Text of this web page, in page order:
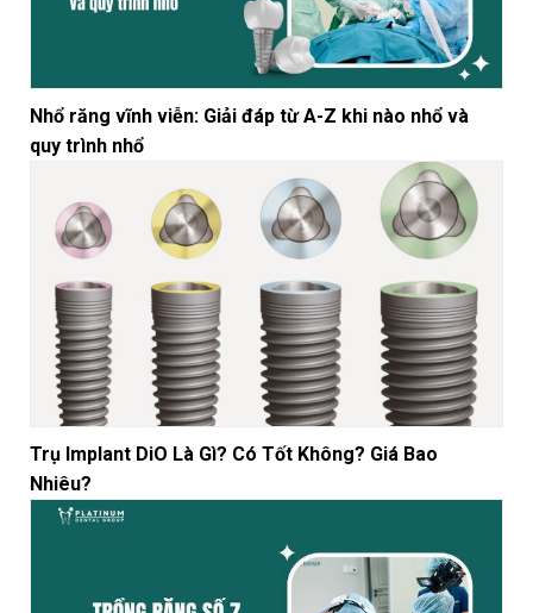
Nhổ răng vĩnh viễn: Giải đáp từ A-Z khi nào nhổ và
quy trình nhổ
Trụ Implant DiO Là Gì? Có Tốt Không? Giá Bao
Nhiêu?